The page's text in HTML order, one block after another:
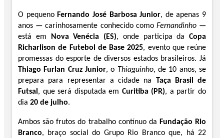
O pequeno Fernando José Barbosa Junior, de apenas 9
anos — carinhosamente conhecido como Fernandinho—
está em
Nova Venécia (ES), onde participa da Copa
Richarlison de Futebol de Base 2025, evento que reúne
promessas do esporte de diversos estados brasileiros. Já
Thiago Furlan Cruz Junior, o Thiaguinho, de 10 anos, se
prepara para representar a cidade na Taça Brasil de
Futsal , que será disputada em Curitiba (PR), a partir do
dia 20 de julho.
Ambos são frutos do trabalho contínuo da Fundação Rio
Branco, braço social do Grupo Rio Branco que, há 22